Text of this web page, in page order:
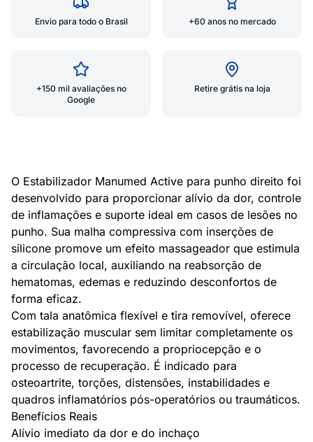
Envio para todo o Brasil +60 anos no mercado
+150 mil avaliações no
Google
Retire grátis na loja
O Estabilizador Manumed Active para punho direito foi
desenvolvido para proporcionar alívio da dor, controle
de inflamações e suporte ideal em casos de lesões no
punho. Sua malha compressiva com inserções de
silicone promove um efeito massageador que estimula
a circulação local, auxiliando na reabsorção de
hematomas, edemas e reduzindo desconfortos de
forma eficaz.
Com tala anatômica flexível e tira removível, oferece
estabilização muscular sem limitar completamente os
movimentos, favorecendo a propriocepção e o
processo de recuperação. É indicado para
osteoartrite, torções, distensões, instabilidades e
quadros inflamatórios pós-operatórios ou traumáticos.
Benefícios Reais
Alívio imediato da dor e do inchaço